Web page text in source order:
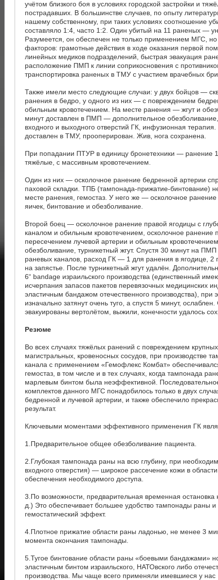
учётом близкого боя в условиях городской застройки и
пострадавших. В большинстве случаев, по опыту
нашему собственному, при таких условиях соотношение
составляло 1:4, часто 1:2. Один убитый на 11 раненых —
Разумеется, он обеспечен не только применением МГС, но
факторов: грамотные действия в ходе оказания первой
линейных медиков подразделений, быстрая эвакуация
расположение ПМП к линии соприкосновения с
транспортировка раненых в ТМУ с участием врачебных
Также имели место следующие случаи: у двух бойцов —
ранения в бедро, у одного из них — с повреждением
обильным кровотечением. На месте ранения — жгут и
минут доставлен в ПМП — дополнительное
входного и выходного отверстий ГК, инфузионная
доставлен в ТМУ, прооперирован. Жив, нога сохранена.
При попадании ПТУР в единицу бронетехники — ранение
тяжёлые, с массивным кровотечением.
Один из них — осколочное ранение бедренной артерии
паховой складки. ТПБ (тампонада-прижатие-бинтование)
месте ранения, гемостаз. У него же — осколочное
яичек, бинтование и обезболивание.
Второй боец — осколочное ранение правой ягодицы с
каналом и обильным кровотечением, осколочное ранение
пересечением лучевой артерии и обильным
обезболивание, турникетный жгут. Спустя 30 минут на
раневых каналов, расход ГК — 1 для ранения в ягодице, 2
на запястье. После турникетный жгут удалён.
6“ bandage израильского производства (единственный
исчерпания запасов пакетов перевязочных медицинских
эластичным бандажом отечественного производства), при
изначально затянут очень туго, а спустя 5 минут,
эвакуированы вертолётом, выжили, конечности удалось
Резюме
Во всех случаях тяжёлых ранений с повреждением
магистральных, кровеносных сосудов, при производстве
канала с применением «Гемофлекс Комбат»
гемостаз, в том числе и в тех случаях, когда тампонада
марлевым бинтом была неэффективной.
комплектов данного МГС понадобилось только в двух
бедренной и лучевой артерии, и также обеспечило
результат.
Ключевыми моментами эффективного применения ГК
1.Предварительное общее обезболивание пациента.
2.Глубокая тампонада раны на всю глубину, при
входного отверстия) — широкое рассечение кожи в
обеспечения необходимого доступа.
3.По возможности, предварительная временная остановка
д.) Это обеспечивает большее удобство тампонады раны
гемостатический эффект.
4.Плотное прижатие области раны ладонью, не менее 3
момента окончания тампонады.
5.Тугое бинтование области раны «боевыми бандажами»
эластичным бинтом израильского, НАТОвского либо
производства. Мы чаще всего применяли имевшиеся у